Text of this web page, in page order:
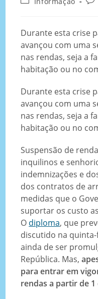
Durante esta crise
avançou com uma
nas rendas, seja a
habitação ou no
Durante esta crise
avançou com uma
nas rendas, seja a
habitação ou no
Suspensão de
inquilinos e
indemnizações e
dos contratos de
medidas que o
suportar os custo
O diploma, que
discutido na
ainda de ser
República. Mas,
para entrar em
rendas a partir de